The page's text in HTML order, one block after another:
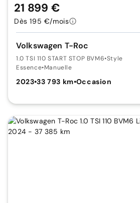
Volkswagen T-Roc
1.0 TSI 110 START STOP BVM6•Style
Essence•Manuelle
2023•33 793 km•Occasion
21 899 €
Dès 195 €/mois